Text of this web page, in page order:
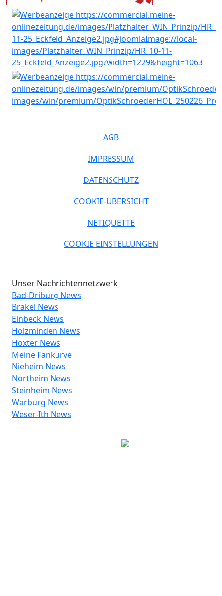
AGB
IMPRESSUM
DATENSCHUTZ
COOKIE-ÜBERSICHT
NETIQUETTE
COOKIE EINSTELLUNGEN
Unser Nachrichtennetzwerk
Bad-Driburg News
Brakel News
Einbeck News
Holzminden News
Höxter News
Meine Fankurve
Nieheim News
Northeim News
Steinheim News
Warburg News
Weser-Ith News